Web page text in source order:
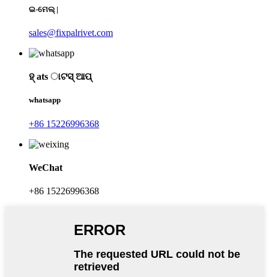
ଇ-ମେଲ୍ |
sales@fixpalrivet.com
ହ୍ ats ାଟସ୍ ଆପ୍
whatsapp
+86 15226996368
WeChat
+86 15226996368